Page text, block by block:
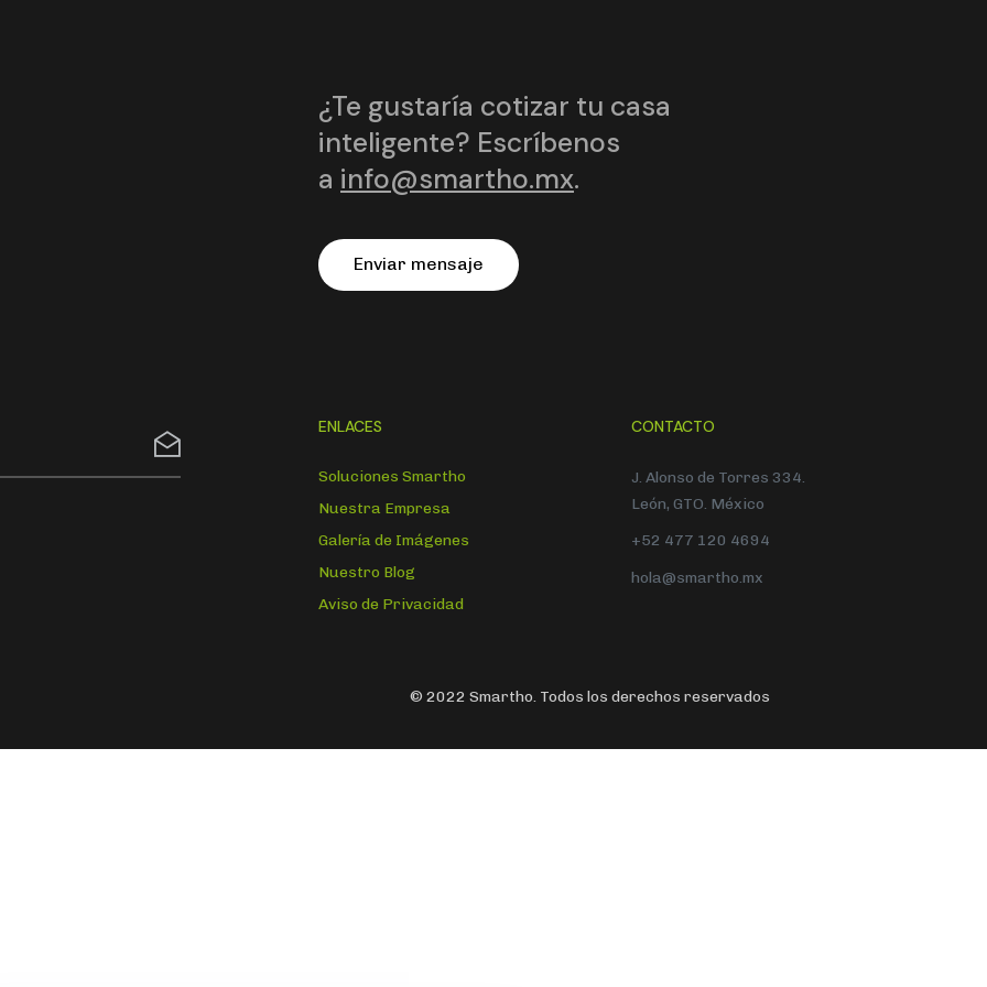
¿Te gustaría cotizar tu casa
inteligente? Escríbenos
a info@smartho.mx.
Enviar mensaje
ENLACES
Soluciones Smartho
Nuestra Empresa
Galería de Imágenes
Nuestro Blog
Aviso de Privacidad
CONTACTO
J. Alonso de Torres 334.
León, GTO. México
+52 477 120 4694
hola@smartho.mx
© 2022 Smartho. Todos los derechos reservados